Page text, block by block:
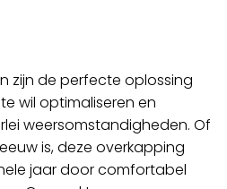
zijn de perfecte oplossing
wil optimaliseren en
weersomstandigheden. Of
is, deze overkapping
jaar door comfortabel